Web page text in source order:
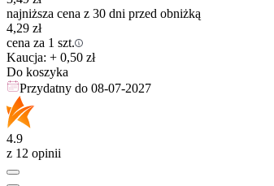
najniższa cena z 30 dni przed obniżką
4,29 zł
cena za 1 szt.
Kaucja: + 0,50 zł
Do koszyka
Przydatny do 08-07-2027
4.9
z 12 opinii